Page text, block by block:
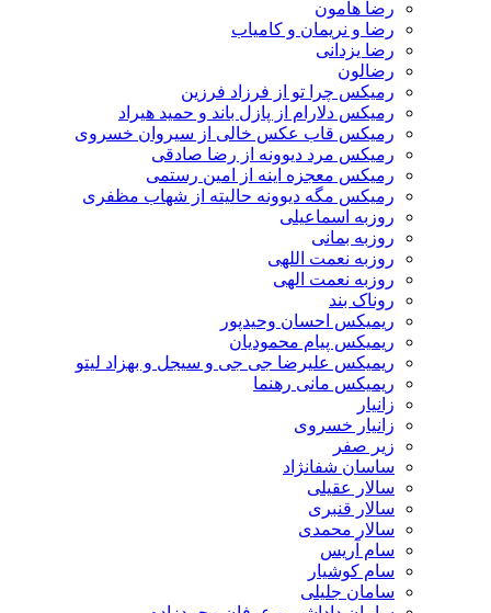
رضا هامون
رضا و نریمان و کامیاب
رضا یزدانی
رضالون
رمیکس چرا تو از فرزاد فرزین
رمیکس دلارام از پازل باند و حمید هیراد
رمیکس قاب عکس خالی از سیروان خسروی
رمیکس مرد دیوونه از رضا صادقی
رمیکس معجزه اینه از امین رستمی
رمیکس مگه دیوونه حالیته از شهاب مظفری
روزبه اسماعیلی
روزبه بمانی
روزبه نعمت اللهی
روزبه نعمت الهی
روناک بند
ریمیکس احسان وحیدپور
ریمیکس پیام محمودیان
ریمیکس علیرضا جی جی و سیجل و بهزاد لیتو
ریمیکس مانی رهنما
زانیار
زانیار خسروی
زیر صفر
ساسان شفانژاد
سالار عقیلی
سالار قنبری
سالار محمدی
سام آریس
سام کوشیار
سامان جلیلی